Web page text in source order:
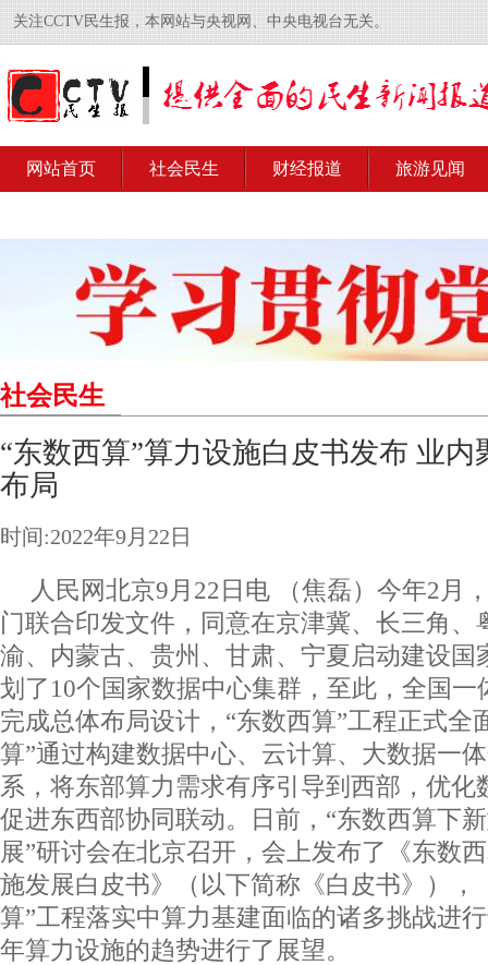
关注CCTV民生报，本网站与央视网、中央电视台无关。
网站首页 社会民生 财经报道 旅游见闻
社会民生
“东数西算”算力设施白皮书发布 业
布局
时间:2022年9月22日
人民网北京9月22日电 （焦磊）今年2月
门联合印发文件，同意在京津冀、长三角、
渝、内蒙古、贵州、甘肃、宁夏启动建设国
划了10个国家数据中心集群，至此，全国一
完成总体布局设计，“东数西算”工程正式全
算”通过构建数据中心、云计算、大数据一
系，将东部算力需求有序引导到西部，优化
促进东西部协同联动。日前，“东数西算下
展”研讨会在北京召开，会上发布了《东数
施发展白皮书》（以下简称《白皮书》），
算”工程落实中算力基建面临的诸多挑战进
年算力设施的趋势进行了展望。